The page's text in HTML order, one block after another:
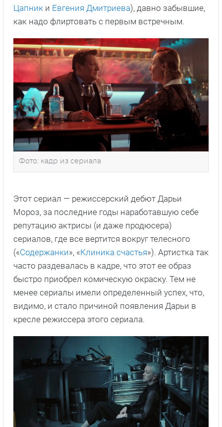
Цапник и Евгения Дмитриева), давно забывшие,
как надо флиртовать с первым встречным.
Фото: кадр из сериала
Этот сериал — режиссерский дебют Дарьи
Мороз, за последние годы наработавшую себе
репутацию актрисы (и даже продюсера)
сериалов, где все вертится вокруг телесного
(«Содержанки», «Клиника счастья»). Артистка так
часто раздевалась в кадре, что этот ее образ
быстро приобрел комическую окраску. Тем не
менее сериалы имели определенный успех, что,
видимо, и стало причиной появления Дарьи в
кресле режиссера этого сериала.